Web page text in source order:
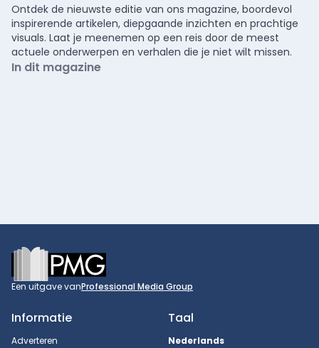
Ontdek de nieuwste editie van ons magazine, boordevol
inspirerende artikelen, diepgaande inzichten en prachtige
visuals. Laat je meenemen op een reis door de meest
actuele onderwerpen en verhalen die je niet wilt missen.
In dit magazine
Footer
Een uitgave vanProfessional Media Group
Informatie
Adverteren
Taal
Nederlands